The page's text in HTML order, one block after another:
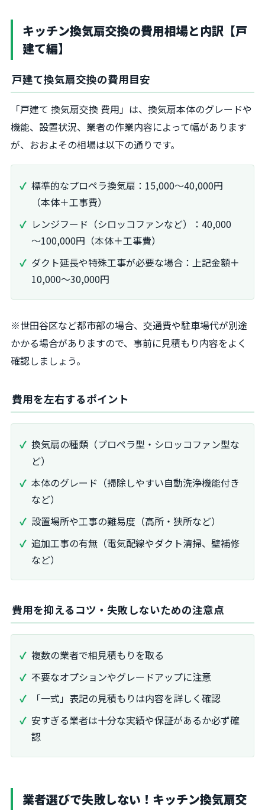
キッチン換気扇交換の費用相場と内訳【戸
建て編】
戸建て換気扇交換の費用目安
「戸建て 換気扇交換 費用」は、換気扇本体のグレードや
機能、設置状況、業者の作業内容によって幅があります
が、おおよその相場は以下の通りです。
標準的なプロペラ換気扇：15,000～40,000円
（本体＋工事費）
レンジフード（シロッコファンなど）：40,000
～100,000円（本体＋工事費）
ダクト延長や特殊工事が必要な場合：上記金額＋
10,000～30,000円
※世田谷区など都市部の場合、交通費や駐車場代が別途
かかる場合がありますので、事前に見積もり内容をよく
確認しましょう。
費用を左右するポイント
換気扇の種類（プロペラ型・シロッコファン型な
ど）
本体のグレード（掃除しやすい自動洗浄機能付き
など）
設置場所や工事の難易度（高所・狭所など）
追加工事の有無（電気配線やダクト清掃、壁補修
など）
費用を抑えるコツ・失敗しないための注意点
複数の業者で相見積もりを取る
不要なオプションやグレードアップに注意
「一式」表記の見積もりは内容を詳しく確認
安すぎる業者は十分な実績や保証があるか必ず確
認
業者選びで失敗しない！キッチン換気扇交